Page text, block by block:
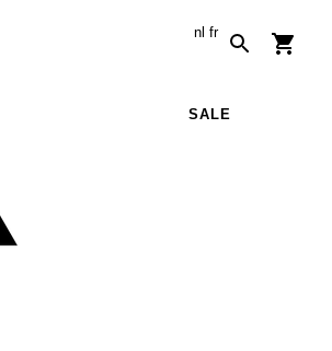
nl fr
SALE